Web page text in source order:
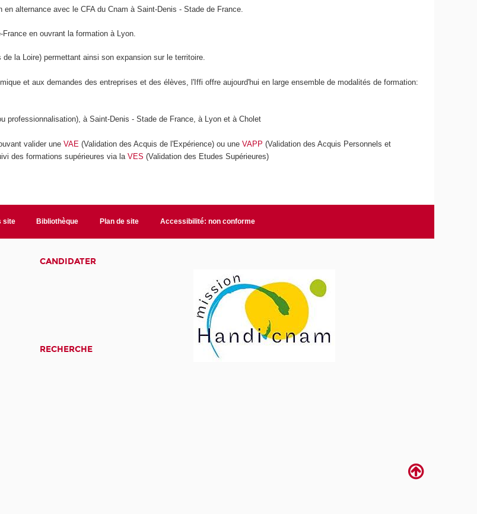
alternance avec le CFA du Cnam à Saint-Denis - Stade de France.
en ouvrant la formation à Lyon.
la Loire) permettant ainsi son expansion sur le territoire.
et aux demandes des entreprises et des élèves, l'Iffi offre aujourd'hui en large ensemble de modalités de formation:
à Saint-Denis - Stade de France, à Lyon et à Cholet
valider uneVAE (Validation des Acquis de l'Expérience) ou uneVAPP (Validation des Acquis Personnels et
des formations supérieures via laVES (Validation des Etudes Supérieures)
site Bibliothèque Plan de site Accessibilité: non conforme
CANDIDATER
RECHERCHE